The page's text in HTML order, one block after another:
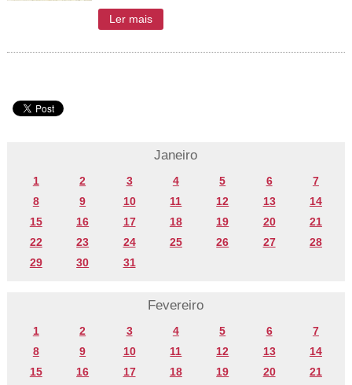
Ler mais
Janeiro
1 2 3 4 5 6
7
8
9 10 11 12 13
14
15
16 17 18 19 20
21
22
23 24 25 26 27
28
29
30 31
Fevereiro
1 2 3 4 5 6
7
8
9 10 11 12 13
14
15
16 17 18 19 20
21